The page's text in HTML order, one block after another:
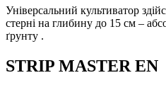
Універсальний культиватор
стерні на глибину до 15 см –
ґрунту .
STRIP MASTER EN